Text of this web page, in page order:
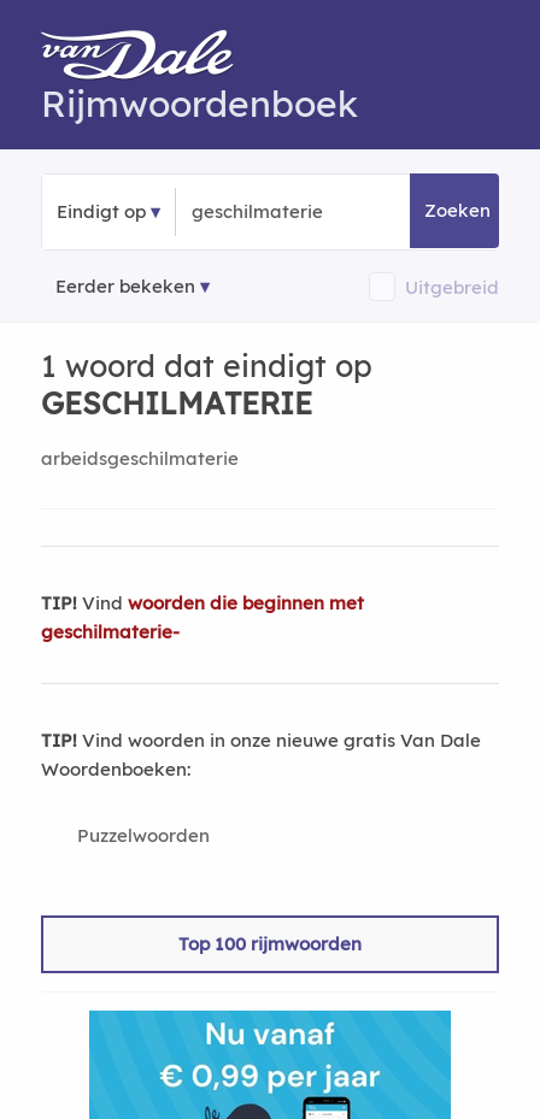
Rijmwoordenboek
Eindigt op Zoeken
Eerder bekeken Uitgebreid
1 woord dat eindigt op
GESCHILMATERIE
arbeidsgeschilmaterie
TIP!Vind woorden die beginnen met
geschilmaterie-
TIP!Vind woorden in onze nieuwe gratis Van Dale
Woordenboeken:
Puzzelwoorden
Top 100 rijmwoorden